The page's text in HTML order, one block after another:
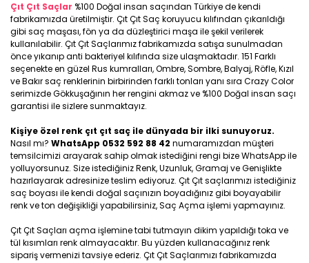
Çıt Çıt Saçlar %100 Doğal insan saçından Türkiye de kendi
fabrikamızda üretilmiştir. Çıt Çıt Saç koruyucu kılıfından çıkarıldığı
gibi saç maşası, fön ya da düzleştirici maşa ile şekil verilerek
kullanılabilir. Çıt Çıt Saçlarımız fabrikamızda satışa sunulmadan
önce yıkanıp anti bakteriyel kılıfında size ulaşmaktadır. 151 Farklı
seçenekte en güzel Rus kumralları, Ombre, Sombre, Balyaj, Röfle, Kızıl
ve Bakır saç renklerinin birbirinden farklı tonları yanı sıra Crazy Color
serimizde Gökkuşağının her rengini akmaz ve %100 Doğal insan saçı
garantisi ile sizlere sunmaktayız.
Kişiye özel renk çıt çıt saç ile dünyada bir ilki sunuyoruz.
Nasıl mı? WhatsApp 0532 592 88 42 numaramızdan müşteri
temsilcimizi arayarak sahip olmak istediğini rengi bize WhatsApp ile
yolluyorsunuz. Size istediğiniz Renk, Uzunluk, Gramaj ve Genişlikte
hazırlayarak adresinize teslim ediyoruz. Çıt Çıt saçlarımızı istediğiniz
saç boyası ile kendi doğal saçınızın boyadığınız gibi boyayabilir
renk ve ton değişikliği yapabilirsiniz, Saç Açma işlemi yapmayınız.
Çıt Çıt Saçları açma işlemine tabi tutmayın dikim yapıldığı toka ve
tül kısımları renk almayacaktır. Bu yüzden kullanacağınız renk
sipariş vermenizi tavsiye ederiz. Çıt Çıt Saçlarımızı fabrikamızda